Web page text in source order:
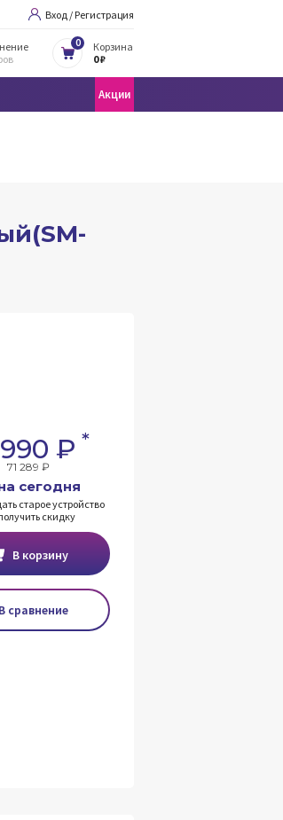
Вход / Регистрация
0
Корзина
0 ₽
Акции
₽ *
71 289 ₽
сегодня
старое устройство
скидку
В корзину
В сравнение